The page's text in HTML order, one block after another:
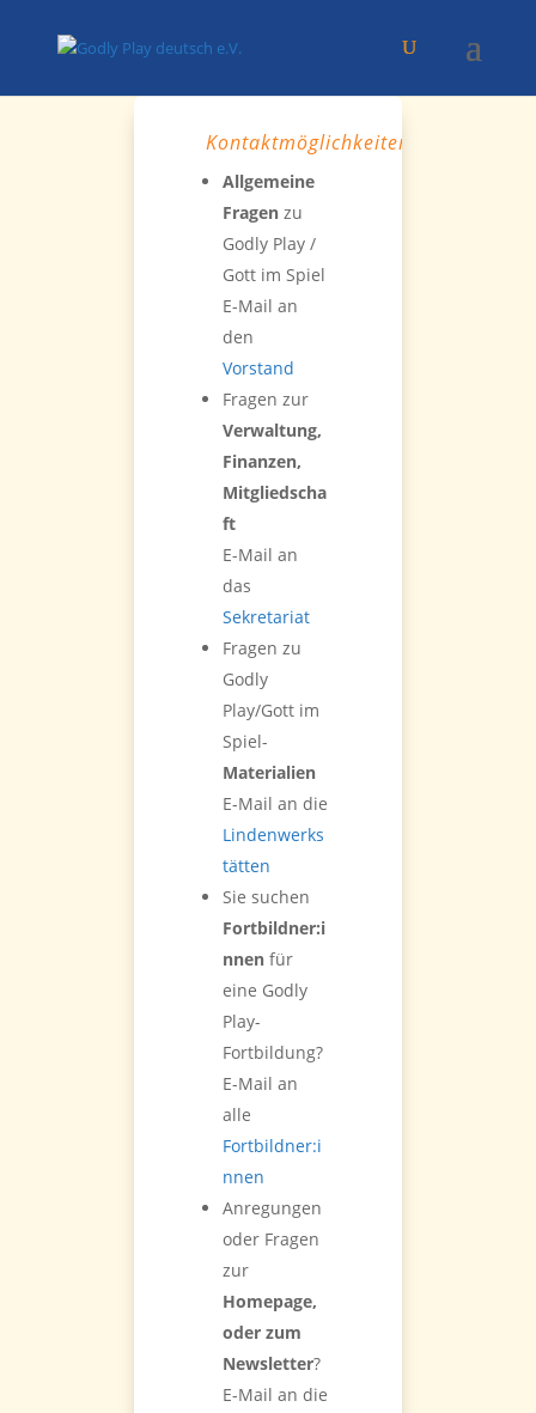
Kontaktmöglichkeiten
Allgemeine
Fragen zu
Godly Play /
Gott im Spiel
E-Mail an
den
Vorstand
Fragen zur
Verwaltung,
Finanzen,
Mitgliedscha
ft
E-Mail an
das
Sekretariat
Fragen zu
Godly
Play/Gott im
Spiel-
Materialien
E-Mail an die
Lindenwerks
tätten
Sie suchen
Fortbildner:i
nnen für
eine Godly
Play-
Fortbildung?
E-Mail an
alle
Fortbildner:i
nnen
Anregungen
oder Fragen
zur
Homepage,
oder zum
Newsletter?
E-Mail an die